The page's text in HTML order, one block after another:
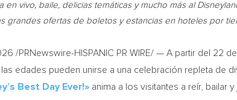
en vivo, baile, delicias temáticas y mucho más al
grandes ofertas de boletos y estancias en hoteles por
/PRNewswire-HISPANIC PR WIRE/ — A partir del 22
edades pueden unirse a una celebración repleta de
Best Day Ever!» anima a los visitantes a reír, bailar